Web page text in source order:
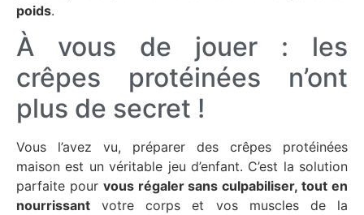
poids.
À vous de jouer : les
crêpes protéinées n’ont
plus de secret !
Vous l’avez vu, préparer des crêpes protéinées
maison est un véritable jeu d’enfant. C’est la solution
parfaite pour vous régaler sans culpabiliser, tout en
nourrissant votre corps et vos muscles de la